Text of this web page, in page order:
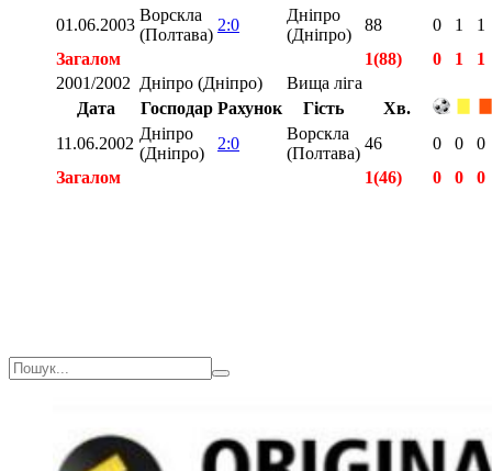
01.06.2003
Ворскла
(Полтава)
2:0
Дніпро
(Дніпро)
88 0 1
1
Загалом
1(88) 0 1
1
2001/2002 Дніпро (Дніпро)
Вища ліга
Дата
Господар Рахунок Гість
Хв.
11.06.2002
Дніпро
(Дніпро)
2:0
Ворскла
(Полтава)
46 0 0
0
Загалом
1(46) 0 0
0